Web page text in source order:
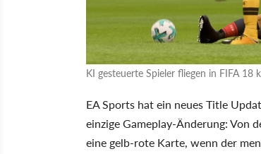
KI gesteuerte Spieler fliegen in FIFA
EA Sports hat ein neues Title
einzige Gameplay-Änderung: Von
eine gelb-rote Karte, wenn der